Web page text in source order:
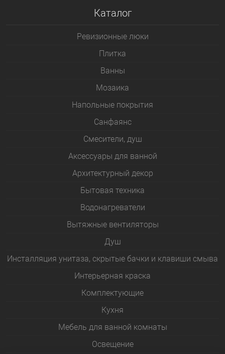
Каталог
Ревизионные люки
Плитка
Bанны
Мозаика
Напольные покрытия
Санфаянс
Смесители, душ
Аксессуары для ванной
Архитектурный декор
Бытовая техника
Водонагреватели
Вытяжные вентиляторы
Душ
Инсталляция унитаза, скрытые бачки и клавиши смыва
Интерьерная краска
Комплектующие
Кухня
Мебель для ванной комнаты
Освещение